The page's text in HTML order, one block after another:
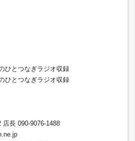
ひとつなぎラジオ収録
ひとつなぎラジオ収録
店長 090-9076-1488